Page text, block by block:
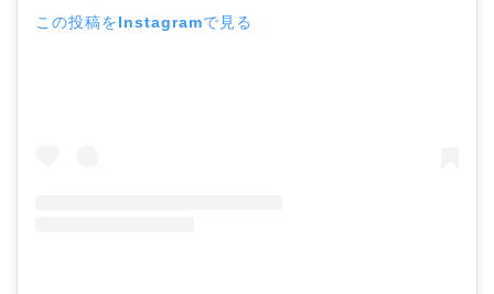
この投稿をInstagramで見る